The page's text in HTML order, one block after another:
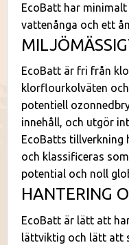
EcoBatt har
vattenånga och ett
EcoBatt är fri från
klorflourkolväten
potentiell
innehåll, och utgör
EcoBatts tillverkning
och klassificeras
potential och noll
HANTERING
EcoBatt är lätt att
lättviktig och lätt att